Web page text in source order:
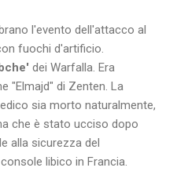
l'evento dell'attacco al
fuochi d'artificio.
dei Warfalla. Era
"Elmajd" di Zenten. La
sia morto naturalmente,
che è stato ucciso dopo
alla sicurezza del
libico in Francia.